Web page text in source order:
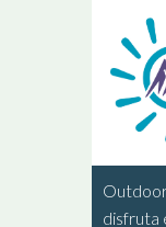
disfruta